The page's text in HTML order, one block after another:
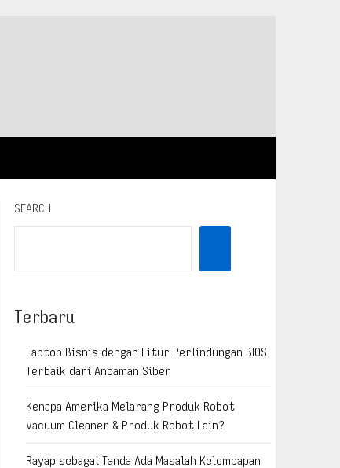
SEARCH
Terbaru
Laptop Bisnis dengan Fitur Perlindungan BIOS
Terbaik dari Ancaman Siber
Kenapa Amerika Melarang Produk Robot
Vacuum Cleaner & Produk Robot Lain?
Rayap sebagai Tanda Ada Masalah Kelembapan